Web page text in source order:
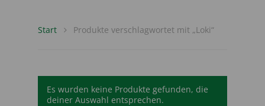
Start Produkte verschlagwortet mit „Loki“
Es wurden keine Produkte gefunden, die
deiner Auswahl entsprechen.